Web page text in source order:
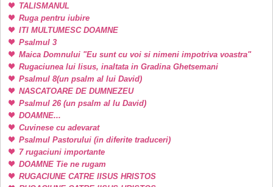
TALISMANUL
Ruga pentru iubire
ITI MULTUMESC DOAMNE
Psalmul 3
Maica Domnului "Eu sunt cu voi si nimeni impotriva voastra"
Rugaciunea lui Iisus, inaltata in Gradina Ghetsemani
Psalmul 8(un psalm al lui David)
NASCATOARE DE DUMNEZEU
Psalmul 26 (un psalm al lu David)
DOAMNE...
Cuvinese cu adevarat
Psalmul Pastorului (in diferite traduceri)
7 rugaciuni importante
DOAMNE Tie ne rugam
RUGACIUNE CATRE IISUS HRISTOS